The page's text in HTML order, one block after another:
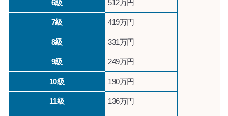
6級 512万円
7級 419万円
8級 331万円
9級 249万円
10級 190万円
11級 136万円